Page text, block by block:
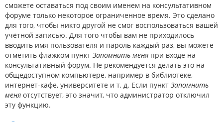
сможете оставаться под своим именем на консультативном
форуме только некоторое ограниченное время. Это сделано
для того, чтобы никто другой не смог воспользоваться вашей
учётной записью. Для того чтобы вам не приходилось
вводить имя пользователя и пароль каждый раз, вы можете
отметить флажком пункт Запомнить меня при входе на
консультативный форум. Не рекомендуется делать это на
общедоступном компьютере, например в библиотеке,
интернет-кафе, университете и т. д. Если пункт Запомнить
меня отсутствует, это значит, что администратор отключил
эту функцию.